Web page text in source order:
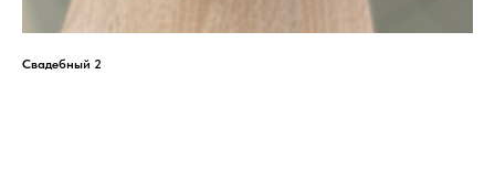
Свадебный 2